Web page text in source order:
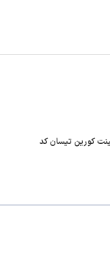
کورین تیسان کد